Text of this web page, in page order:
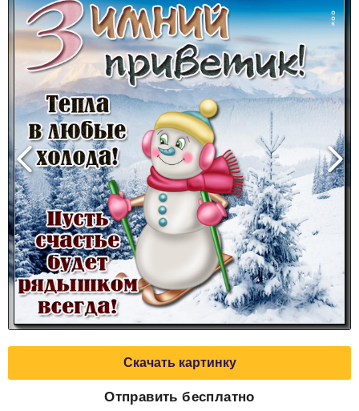
Скачать картинку
Отправить бесплатно